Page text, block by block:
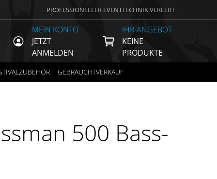
PROFESSIONELLER EVENTTECHNIK VERLEIH
MEIN KONTO
JETZT
ANMELDEN
IHR ANGEBOT
KEINE
PRODUKTE
GEBRAUCHTVERKAUF
500 Bass-